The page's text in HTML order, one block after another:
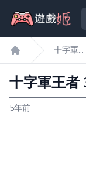
遊戲姬首頁
十字軍
王者3
5年前